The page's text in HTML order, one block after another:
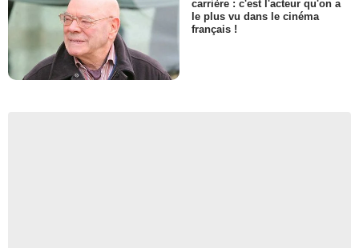
carrière : c'est l'acteur qu'on a
le plus vu dans le cinéma
français !